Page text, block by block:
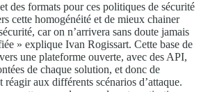
des formats pour ces politiques de sécurité
cette homogénéité et de mieux chainer
car on n’arrivera sans doute jamais
» explique Ivan Rogissart. Cette base de
une plateforme ouverte, avec des API,
de chaque solution, et donc de
réagir aux différents scénarios d’attaque.